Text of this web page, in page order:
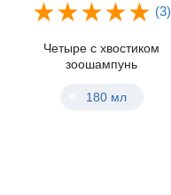
(3)
Четыре с хвостиком
зоошампунь
180 мл